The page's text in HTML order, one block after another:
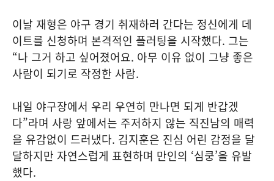
이날 재형은 야구 경기 취재하러 간다는 정신에게 데
이트를 신청하며 본격적인 플러팅을 시작했다. 그는
“나 그거 하고 싶어졌어요. 아무 이유 없이 그냥 좋은
사람이 되기로 작정한 사람.
내일 야구장에서 우리 우연히 만나면 되게 반갑겠
다”라며 사랑 앞에서는 주저하지 않는 직진남의 매력
을 유감없이 드러냈다. 김지훈은 진심 어린 감정을 달
달하지만 자연스럽게 표현하며 만인의 ‘심쿵’을 유발
했다.